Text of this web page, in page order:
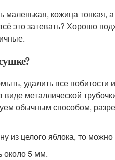
кожица тонкая,
это затевать? Хорошо
удалить все побитости
металлической
обычным способом,
из целого яблока, то
около 5 мм.